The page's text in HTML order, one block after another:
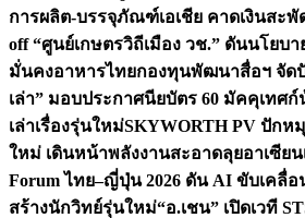
การผลิต-บรรจุภัณฑ์เอเชีย คาดเงินสะพั
off “ศูนย์เกษตรวิถีเมือง วช.” ดันนโยบา
มั่นคงอาหารไทยกองทุนพัฒนาสื่อฯ จัดปั
เล่า” มอบประกาศนียบัตร 60 มัคคุเทศ
เล่าเรื่องรุ่นใหม่SKYWORTH PV ปักห
ใหม่ เดินหน้าพลังงานสะอาดลุยอาเซีย
Forum ไทย–ญี่ปุ่น 2026 ดัน AI ขับเคลื่
สร้างนักวิทย์รุ่นใหม่“อ.เชน” เปิดเวที